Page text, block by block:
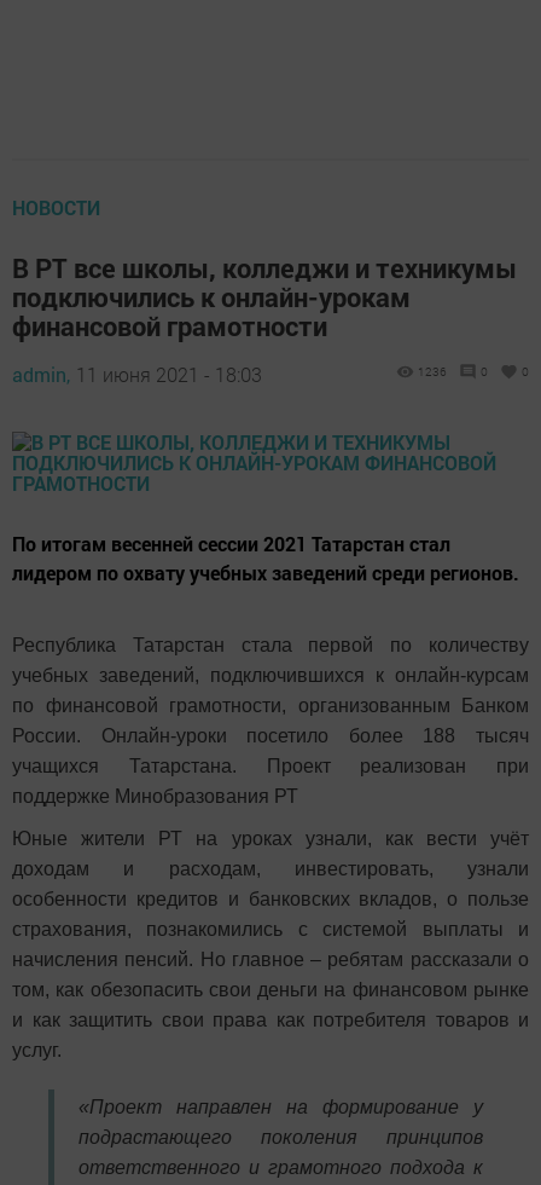
НОВОСТИ
В РТ все школы, колледжи и техникумы
подключились к онлайн-урокам
финансовой грамотности
admin, 11 июня 2021 - 18:03 1236 0 0
По итогам весенней сессии 2021 Татарстан стал
лидером по охвату учебных заведений среди регионов.
Республика Татарстан стала первой по количеству
учебных заведений, подключившихся к онлайн-курсам
по финансовой грамотности, организованным Банком
России. Онлайн-уроки посетило более 188 тысяч
учащихся Татарстана. Проект реализован при
поддержке Минобразования РТ
Юные жители РТ на уроках узнали, как вести учёт
доходам и расходам, инвестировать, узнали
особенности кредитов и банковских вкладов, о пользе
страхования, познакомились с системой выплаты и
начисления пенсий. Но главное – ребятам рассказали о
том, как обезопасить свои деньги на финансовом рынке
и как защитить свои права как потребителя товаров и
услуг.
«Проект направлен на формирование у
подрастающего поколения принципов
ответственного и грамотного подхода к